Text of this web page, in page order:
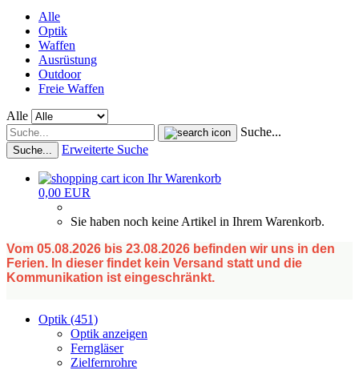
Alle
Optik
Waffen
Ausrüstung
Outdoor
Freie Waffen
Alle
Suche...
Suche... Erweiterte Suche
Ihr Warenkorb
0,00 EUR
Sie haben noch keine Artikel in Ihrem Warenkorb.
Vom 05.08.2026 bis 23.08.2026 befinden wir uns in den
Ferien. In dieser findet kein Versand statt und die
Kommunikation ist eingeschränkt.
Optik (451)
Optik anzeigen
Ferngläser
Zielfernrohre